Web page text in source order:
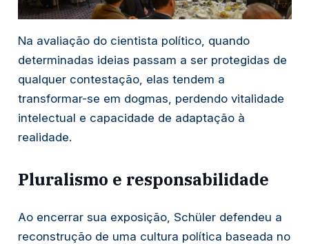
Na avaliação do cientista político, quando
determinadas ideias passam a ser protegidas de
qualquer contestação, elas tendem a
transformar-se em dogmas, perdendo vitalidade
intelectual e capacidade de adaptação à
realidade.
Pluralismo e responsabilidade
Ao encerrar sua exposição, Schüler defendeu a
reconstrução de uma cultura política baseada no